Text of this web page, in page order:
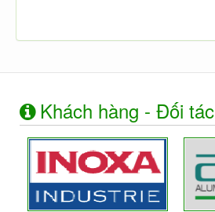
Khách hàng - Đối tác